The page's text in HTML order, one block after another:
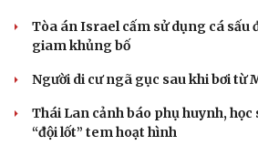
Tòa án Israel cấm sử dụng cá sấu
giam khủng bố
Người di cư ngã gục sau khi bơi từ
Thái Lan cảnh báo phụ huynh, học
“đội lốt” tem hoạt hình